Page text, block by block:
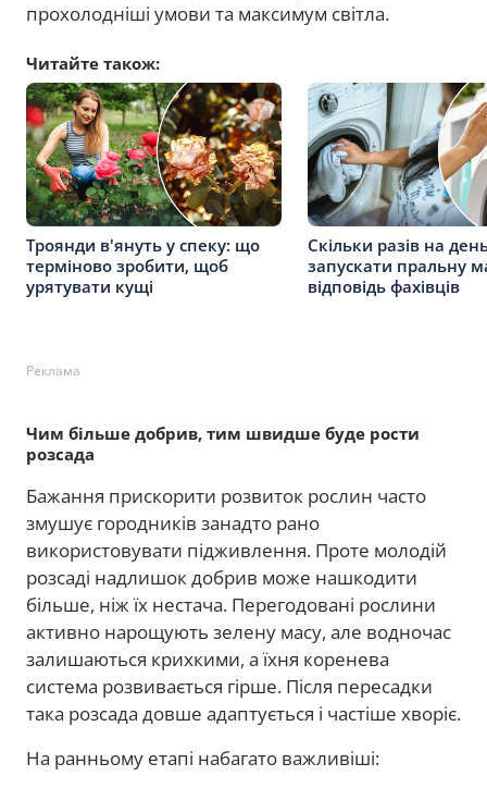
прохолодніші умови та максимум світла.
Читайте також:
Троянди в'януть у спеку: що
терміново зробити, щоб
урятувати кущі
Скільки разів на
запускати пральну
відповідь фахівців
Реклама
Чим більше добрив, тим швидше буде рости
розсада
Бажання прискорити розвиток рослин часто
змушує городників занадто рано
використовувати підживлення. Проте молодій
розсаді надлишок добрив може нашкодити
більше, ніж їх нестача. Перегодовані рослини
активно нарощують зелену масу, але водночас
залишаються крихкими, а їхня коренева
система розвивається гірше. Після пересадки
така розсада довше адаптується і частіше хворіє.
На ранньому етапі набагато важливіші: